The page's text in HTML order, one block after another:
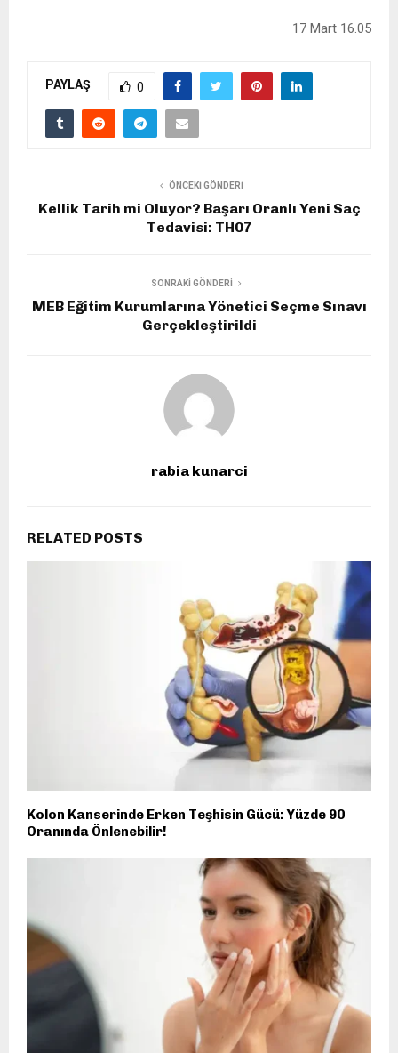
17 Mart 16.05
PAYLAŞ 0
ÖNCEKI GÖNDERI
Kellik Tarih mi Oluyor? Başarı Oranlı Yeni Saç
Tedavisi: TH07
SONRAKI GÖNDERI
MEB Eğitim Kurumlarına Yönetici Seçme Sınavı
Gerçekleştirildi
rabia kunarci
RELATED POSTS
Kolon Kanserinde Erken Teşhisin Gücü: Yüzde 90
Oranında Önlenebilir!